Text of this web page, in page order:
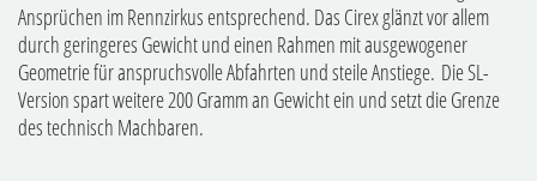
Ansprüchen im Rennzirkus entsprechend. Das Cirex glänzt vor allem
durch geringeres Gewicht und einen Rahmen mit ausgewogener
Geometrie für anspruchsvolle Abfahrten und steile Anstiege. Die SL-
Version spart weitere 200 Gramm an Gewicht ein und setzt die Grenze
des technisch Machbaren.